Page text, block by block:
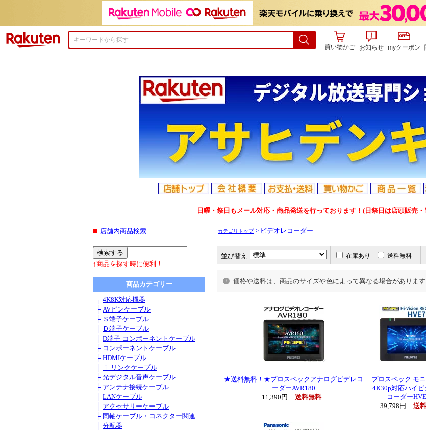
買い物かご
お知らせ myクーポン
日曜・祭日もメール対応・商品発送を行っております！(日祭日は店頭販売
■ 店舗内商品検索
↑商品を探す時に便利！
商品カテゴリー
┌ 4K8K対応機器
├ AVピンケーブル
├ Ｓ端子ケーブル
├ Ｄ端子ケーブル
├ D端子-コンポーネントケーブル
├ コンポーネントケーブル
├ HDMIケーブル
├
ｉ リンクケーブル
├ 光デジタル音声ケーブル
├ アンテナ接続ケーブル
├ LANケーブル
├ アクセサリーケーブル
├ 同軸ケーブル・コネクター関連
├ 分配器
カテゴリトップ> ビデオレコーダー
並び替え 在庫あり 送料無料
価格や送料は、商品のサイズや色によって異なる場合があります
★送料無料！★プロスペックアナログビデレコ
ーダーAVR180
11,390円
送料無料
プロスペック モ
4K30p対応ハイビ
コーダー
39,798円
送